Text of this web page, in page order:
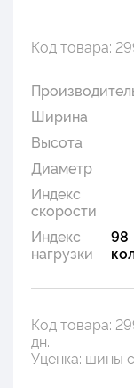
Код товара:
Ширина
Высота
Диаметр
Индекс
скорости
Индекс
нагрузки
98
Код товара:
дн.
Уценка: шины